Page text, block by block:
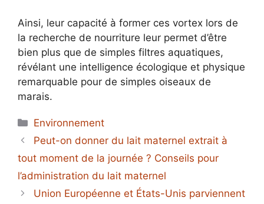
Ainsi, leur capacité à former ces vortex lors de
la recherche de nourriture leur permet d’être
bien plus que de simples filtres aquatiques,
révélant une intelligence écologique et physique
remarquable pour de simples oiseaux de
marais.
Catégories
Environnement
Peut-on donner du lait maternel extrait à
tout moment de la journée ? Conseils pour
l’administration du lait maternel
Union Européenne et États-Unis parviennent